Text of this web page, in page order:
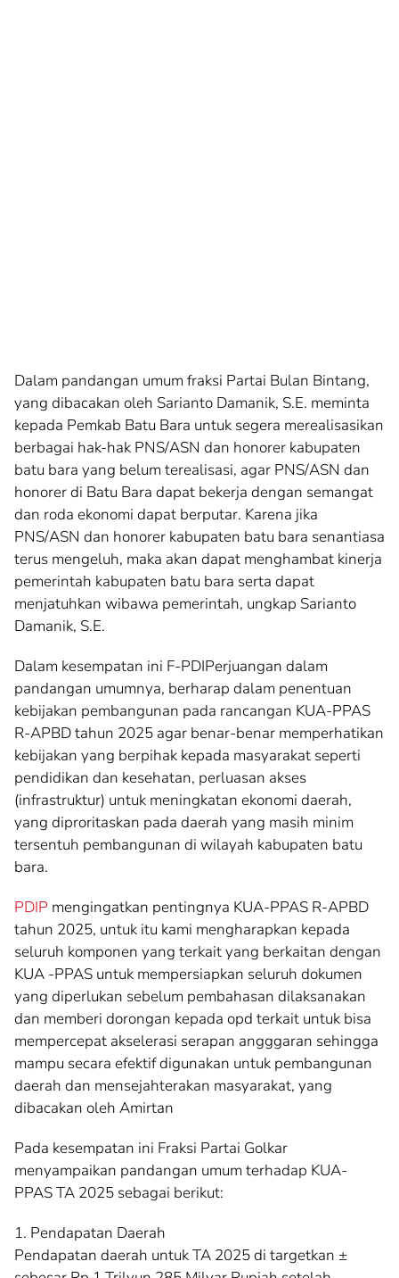
Dalam pandangan umum fraksi Partai Bulan Bintang,
yang dibacakan oleh Sarianto Damanik, S.E. meminta
kepada Pemkab Batu Bara untuk segera merealisasikan
berbagai hak-hak PNS/ASN dan honorer kabupaten
batu bara yang belum terealisasi, agar PNS/ASN dan
honorer di Batu Bara dapat bekerja dengan semangat
dan roda ekonomi dapat berputar. Karena jika
PNS/ASN dan honorer kabupaten batu bara senantiasa
terus mengeluh, maka akan dapat menghambat kinerja
pemerintah kabupaten batu bara serta dapat
menjatuhkan wibawa pemerintah, ungkap Sarianto
Damanik, S.E.
Dalam kesempatan ini F-PDIPerjuangan dalam
pandangan umumnya, berharap dalam penentuan
kebijakan pembangunan pada rancangan KUA-PPAS
R-APBD tahun 2025 agar benar-benar memperhatikan
kebijakan yang berpihak kepada masyarakat seperti
pendidikan dan kesehatan, perluasan akses
(infrastruktur) untuk meningkatan ekonomi daerah,
yang diproritaskan pada daerah yang masih minim
tersentuh pembangunan di wilayah kabupaten batu
bara.
PDIP mengingatkan pentingnya KUA-PPAS R-APBD
tahun 2025, untuk itu kami mengharapkan kepada
seluruh komponen yang terkait yang berkaitan dengan
KUA -PPAS untuk mempersiapkan seluruh dokumen
yang diperlukan sebelum pembahasan dilaksanakan
dan memberi dorongan kepada opd terkait untuk bisa
mempercepat akselerasi serapan angggaran sehingga
mampu secara efektif digunakan untuk pembangunan
daerah dan mensejahterakan masyarakat, yang
dibacakan oleh Amirtan
Pada kesempatan ini Fraksi Partai Golkar
menyampaikan pandangan umum terhadap KUA-
PPAS TA 2025 sebagai berikut:
1. Pendapatan Daerah
Pendapatan daerah untuk TA 2025 di targetkan ±